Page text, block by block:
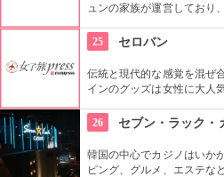
ュンの家族が運営しており
男性や小さな子供用の衣装
真、友達同士の記念にもっ
25 セロバン
伝統と現代的な感覚を混ぜ
インのグッズは女性に大人
できて、日本への発送もし
の留学経験があるので、日
26 セブン・ラック・
韓国の中心でカジノはいか
ピング、グルメ、エステな